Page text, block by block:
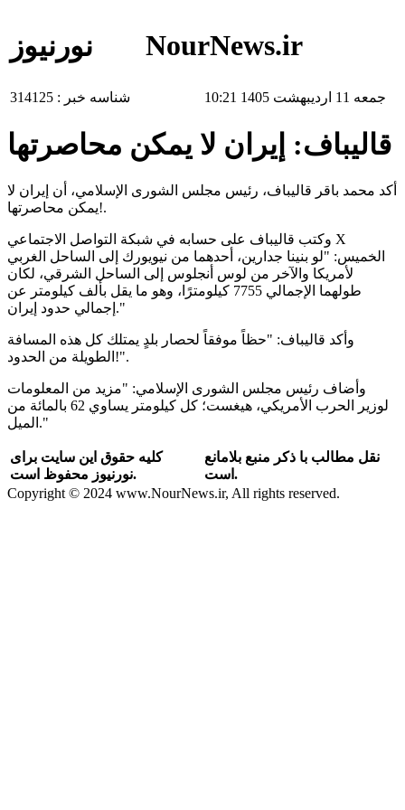
نورنیوز NourNews.ir
شناسه خبر : 314125 جمعه 11 اردیبهشت 1405 10:21
قاليباف: إيران لا يمكن محاصرتها
أكد محمد باقر قاليباف، رئيس مجلس الشورى الإسلامي، أن إيران لا
يمكن محاصرتها!.
وكتب قاليباف على حسابه في شبكة التواصل الاجتماعي X
الخميس: "لو بنينا جدارين، أحدهما من نيويورك إلى الساحل الغربي
لأمريكا والآخر من لوس أنجلوس إلى الساحل الشرقي، لكان
طولهما الإجمالي 7755 كيلومترًا، وهو ما يقل بألف كيلومتر عن
إجمالي حدود إيران."
وأكد قاليباف: "حظاً موفقاً لحصار بلدٍ يمتلك كل هذه المسافة
الطويلة من الحدود!".
وأضاف رئيس مجلس الشورى الإسلامي: "مزيد من المعلومات
لوزير الحرب الأمريكي، هيغست؛ كل كيلومتر يساوي 62 بالمائة من
الميل."
کلیه حقوق این سایت برای
نورنیوز محفوظ است.
نقل مطالب با ذکر منبع بلامانع
است.
Copyright © 2024 www.NourNews.ir, All rights reserved.